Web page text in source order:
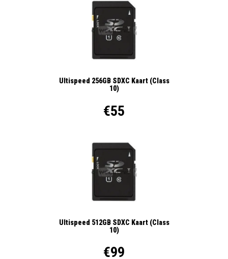
Ultispeed 256GB SDXC Kaart (Class
10)
€55
Ultispeed 512GB SDXC Kaart (Class
10)
€99